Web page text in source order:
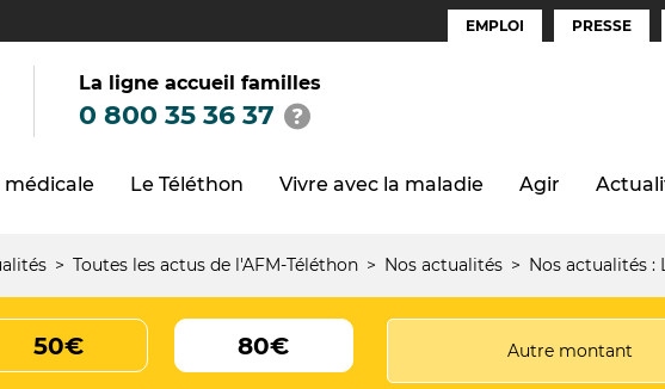
Espaces
EMPLOI PRESSE
La ligne accueil familles
0 800 35 36 37
Le Téléthon Vivre avec la maladie Agir
Toutes les actus de l'AFM-Téléthon Nos actualités Nos actualités :
50€ 80€